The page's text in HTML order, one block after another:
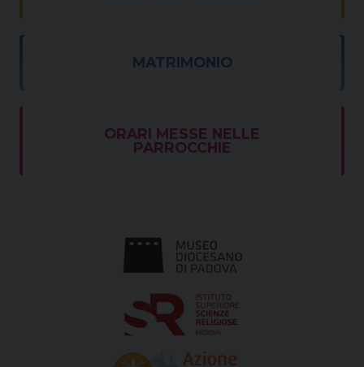
MATRIMONIO
ORARI MESSE NELLE
PARROCCHIE